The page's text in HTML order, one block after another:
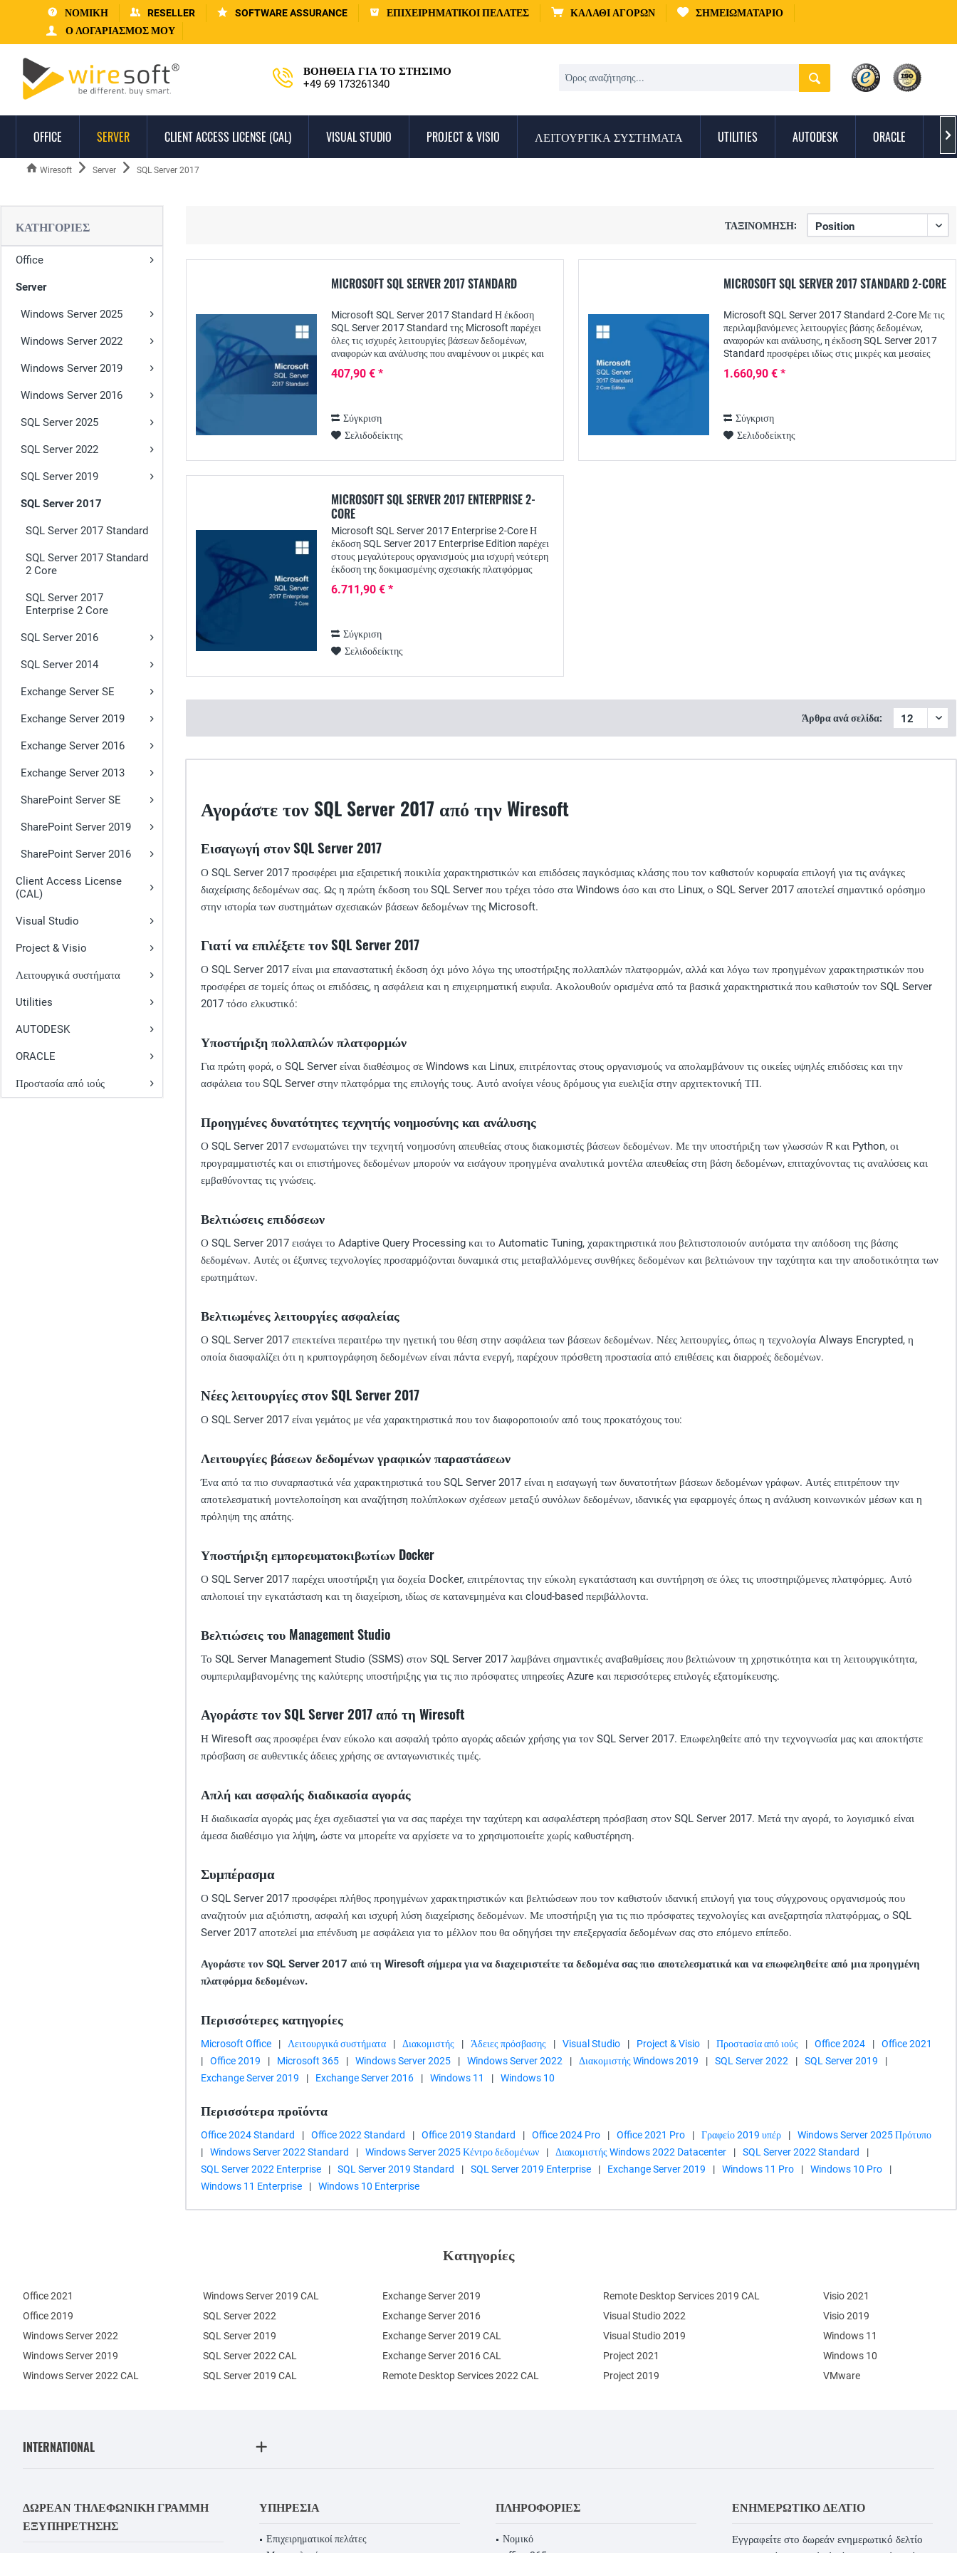
ΝΟΜΙΚΗ RESELLER SOFTWARE ASSURANCE ΕΠΙΧΕΙΡΗΜΑΤΙΚΟΊ ΠΕΛΆΤΕΣ ΚΑΛΆΘΙ ΑΓΟΡΏΝ
ΣΗΜΕΙΩΜΑΤΆΡΙΟ
Ο ΛΟΓΑΡΙΑΣΜΌΣ ΜΟΥ
ΒΟΉΘΕΙΑ ΓΙΑ ΤΟ ΣΤΉΣΙΜΟ
+49 69 173261340
OFFICE SERVER CLIENT ACCESS LICENSE (CAL) VISUAL STUDIO PROJECT & VISIO ΛΕΙΤΟΥΡΓΙΚΆ ΣΥΣΤΉΜΑΤΑ UTILITIES AUTODESK ORACLE 
Wiresoft Server SQL Server 2017
ΚΑΤΗΓΟΡΊΕΣ
Office
Server
Windows Server 2025
Windows Server 2022
Windows Server 2019
Windows Server 2016
SQL Server 2025
SQL Server 2022
SQL Server 2019
SQL Server 2017
SQL Server 2017 Standard
SQL Server 2017 Standard
2 Core
SQL Server 2017
Enterprise 2 Core
SQL Server 2016
SQL Server 2014
Exchange Server SE
Exchange Server 2019
Exchange Server 2016
Exchange Server 2013
SharePoint Server SE
SharePoint Server 2019
SharePoint Server 2016
Client Access License
(CAL)
Visual Studio
Project & Visio
Λειτουργικά συστήματα
Utilities
AUTODESK
ORACLE
Προστασία από ιούς
ΤΑΞΙΝΌΜΗΣΗ:
MICROSOFT SQL SERVER 2017 STANDARD
Microsoft SQL Server 2017 Standard Η έκδοση
SQL Server 2017 Standard της Microsoft παρέχει
όλες τις ισχυρές λειτουργίες βάσεων δεδομένων,
αναφορών και ανάλυσης που αναμένουν οι μικρές και
407,90 € *
Σύγκριση
Σελιδοδείκτης
MICROSOFT SQL SERVER 2017 STANDARD 2-CORE
Microsoft SQL Server 2017 Standard 2-Core Με τις
περιλαμβανόμενες λειτουργίες βάσης δεδομένων,
αναφορών και ανάλυσης, η έκδοση SQL Server 2017
Standard προσφέρει ιδίως στις μικρές και μεσαίες
1.660,90 € *
Σύγκριση
Σελιδοδείκτης
MICROSOFT SQL SERVER 2017 ENTERPRISE 2-
CORE
Microsoft SQL Server 2017 Enterprise 2-Core Η
έκδοση SQL Server 2017 Enterprise Edition παρέχει
στους μεγαλύτερους οργανισμούς μια ισχυρή νεότερη
έκδοση της δοκιμασμένης σχεσιακής πλατφόρμας
6.711,90 € *
Σύγκριση
Σελιδοδείκτης
Άρθρα ανά σελίδα:
Αγοράστε τον SQL Server 2017 από την Wiresoft
Εισαγωγή στον SQL Server 2017
Ο SQL Server 2017 προσφέρει μια εξαιρετική ποικιλία χαρακτηριστικών και επιδόσεις παγκόσμιας κλάσης που τον καθιστούν κορυφαία επιλογή για τις ανάγκες
διαχείρισης δεδομένων σας. Ως η πρώτη έκδοση του SQL Server που τρέχει τόσο στα Windows όσο και στο Linux, ο SQL Server 2017 αποτελεί σημαντικό ορόσημο
στην ιστορία των συστημάτων σχεσιακών βάσεων δεδομένων της Microsoft.
Γιατί να επιλέξετε τον SQL Server 2017
Ο SQL Server 2017 είναι μια επαναστατική έκδοση όχι μόνο λόγω της υποστήριξης πολλαπλών πλατφορμών, αλλά και λόγω των προηγμένων χαρακτηριστικών που
προσφέρει σε τομείς όπως οι επιδόσεις, η ασφάλεια και η επιχειρηματική ευφυΐα. Ακολουθούν ορισμένα από τα βασικά χαρακτηριστικά που καθιστούν τον SQL Server
2017 τόσο ελκυστικό:
Υποστήριξη πολλαπλών πλατφορμών
Για πρώτη φορά, ο SQL Server είναι διαθέσιμος σε Windows και Linux, επιτρέποντας στους οργανισμούς να απολαμβάνουν τις οικείες υψηλές επιδόσεις και την
ασφάλεια του SQL Server στην πλατφόρμα της επιλογής τους. Αυτό ανοίγει νέους δρόμους για ευελιξία στην αρχιτεκτονική ΤΠ.
Προηγμένες δυνατότητες τεχνητής νοημοσύνης και ανάλυσης
Ο SQL Server 2017 ενσωματώνει την τεχνητή νοημοσύνη απευθείας στους διακομιστές βάσεων δεδομένων. Με την υποστήριξη των γλωσσών R και Python, οι
προγραμματιστές και οι επιστήμονες δεδομένων μπορούν να εισάγουν προηγμένα αναλυτικά μοντέλα απευθείας στη βάση δεδομένων, επιταχύνοντας τις αναλύσεις και
εμβαθύνοντας τις γνώσεις.
Βελτιώσεις επιδόσεων
Ο SQL Server 2017 εισάγει το Adaptive Query Processing και το Automatic Tuning, χαρακτηριστικά που βελτιστοποιούν αυτόματα την απόδοση της βάσης
δεδομένων. Αυτές οι έξυπνες τεχνολογίες προσαρμόζονται δυναμικά στις μεταβαλλόμενες συνθήκες δεδομένων και βελτιώνουν την ταχύτητα και την αποδοτικότητα των
ερωτημάτων.
Βελτιωμένες λειτουργίες ασφαλείας
Ο SQL Server 2017 επεκτείνει περαιτέρω την ηγετική του θέση στην ασφάλεια των βάσεων δεδομένων. Νέες λειτουργίες, όπως η τεχνολογία Always Encrypted, η
οποία διασφαλίζει ότι η κρυπτογράφηση δεδομένων είναι πάντα ενεργή, παρέχουν πρόσθετη προστασία από επιθέσεις και διαρροές δεδομένων.
Νέες λειτουργίες στον SQL Server 2017
Ο SQL Server 2017 είναι γεμάτος με νέα χαρακτηριστικά που τον διαφοροποιούν από τους προκατόχους του:
Λειτουργίες βάσεων δεδομένων γραφικών παραστάσεων
Ένα από τα πιο συναρπαστικά νέα χαρακτηριστικά του SQL Server 2017 είναι η εισαγωγή των δυνατοτήτων βάσεων δεδομένων γράφων. Αυτές επιτρέπουν την
αποτελεσματική μοντελοποίηση και αναζήτηση πολύπλοκων σχέσεων μεταξύ συνόλων δεδομένων, ιδανικές για εφαρμογές όπως η ανάλυση κοινωνικών μέσων και η
πρόληψη της απάτης.
Υποστήριξη εμπορευματοκιβωτίων Docker
Ο SQL Server 2017 παρέχει υποστήριξη για δοχεία Docker, επιτρέποντας την εύκολη εγκατάσταση και συντήρηση σε όλες τις υποστηριζόμενες πλατφόρμες. Αυτό
απλοποιεί την εγκατάσταση και τη διαχείριση, ιδίως σε κατανεμημένα και cloud-based περιβάλλοντα.
Βελτιώσεις του Management Studio
Το SQL Server Management Studio (SSMS) στον SQL Server 2017 λαμβάνει σημαντικές αναβαθμίσεις που βελτιώνουν τη χρηστικότητα και τη λειτουργικότητα,
συμπεριλαμβανομένης της καλύτερης υποστήριξης για τις πιο πρόσφατες υπηρεσίες Azure και περισσότερες επιλογές εξατομίκευσης.
Αγοράστε τον SQL Server 2017 από τη Wiresoft
Η Wiresoft σας προσφέρει έναν εύκολο και ασφαλή τρόπο αγοράς αδειών χρήσης για τον SQL Server 2017. Επωφεληθείτε από την τεχνογνωσία μας και αποκτήστε
πρόσβαση σε αυθεντικές άδειες χρήσης σε ανταγωνιστικές τιμές.
Απλή και ασφαλής διαδικασία αγοράς
Η διαδικασία αγοράς μας έχει σχεδιαστεί για να σας παρέχει την ταχύτερη και ασφαλέστερη πρόσβαση στον SQL Server 2017. Μετά την αγορά, το λογισμικό είναι
άμεσα διαθέσιμο για λήψη, ώστε να μπορείτε να αρχίσετε να το χρησιμοποιείτε χωρίς καθυστέρηση.
Συμπέρασμα
Ο SQL Server 2017 προσφέρει πλήθος προηγμένων χαρακτηριστικών και βελτιώσεων που τον καθιστούν ιδανική επιλογή για τους σύγχρονους οργανισμούς που
αναζητούν μια αξιόπιστη, ασφαλή και ισχυρή λύση διαχείρισης δεδομένων. Με υποστήριξη για τις πιο πρόσφατες τεχνολογίες και ανεξαρτησία πλατφόρμας, ο SQL
Server 2017 αποτελεί μια επένδυση με ασφάλεια για το μέλλον που θα οδηγήσει την επεξεργασία δεδομένων σας στο επόμενο επίπεδο.
Αγοράστε τον SQL Server 2017 από τη Wiresoft σήμερα για να διαχειριστείτε τα δεδομένα σας πιο αποτελεσματικά και να επωφεληθείτε από μια προηγμένη
πλατφόρμα δεδομένων.
Περισσότερες κατηγορίες
Microsoft Office | Λειτουργικά συστήματα | Διακομιστής | Άδειες πρόσβασης | Visual Studio | Project & Visio | Προστασία από ιούς | Office 2024 |
Office 2021
|
Office 2019 | Microsoft 365 | Windows Server 2025 | Windows Server 2022 | Διακομιστής Windows 2019 | SQL Server 2022 | SQL Server 2019
|
Exchange Server 2019
| Exchange Server 2016 | Windows 11 | Windows 10
Περισσότερα προϊόντα
Office 2024 Standard | Office 2022 Standard | Office 2019 Standard | Office 2024 Pro | Office 2021 Pro | Γραφείο 2019 υπέρ |
Windows Server 2025 Πρότυπο
|
Windows Server 2022 Standard | Windows Server 2025 Κέντρο δεδομένων | Διακομιστής Windows 2022 Datacenter | SQL Server 2022 Standard
|
SQL Server 2022 Enterprise
| SQL Server 2019 Standard | SQL Server 2019 Enterprise | Exchange Server 2019 | Windows 11 Pro | Windows 10 Pro
|
Windows 11 Enterprise
| Windows 10 Enterprise
Κατηγορίες
Office 2021
Office 2019
Windows Server 2022
Windows Server 2019
Exchange Server 2019
Exchange Server 2016
SQL Server 2022
SQL Server 2019
Windows Server 2022 CAL
Windows Server 2019 CAL
SQL Server 2022 CAL
SQL Server 2019 CAL
Remote Desktop Services 2022 CAL
Remote Desktop Services 2019 CAL
Exchange Server 2019 CAL
Exchange Server 2016 CAL
Visual Studio 2022
Visual Studio 2019
Project 2021
Project 2019
Visio 2021
Visio 2019
Windows 11
Windows 10
VMware
INTERNATIONAL
ΔΩΡΕΆΝ ΤΗΛΕΦΩΝΙΚΉ ΓΡΑΜΜΉ
ΕΞΥΠΗΡΈΤΗΣΗΣ
ΥΠΗΡΕΣΊΑ
Επιχειρηματικοί πελάτες
ΠΛΗΡΟΦΟΡΊΕΣ
Νομικό
ΕΝΗΜΕΡΩΤΙΚΌ ΔΕΛΤΊΟ
Εγγραφείτε στο δωρεάν ενημερωτικό δελτίο